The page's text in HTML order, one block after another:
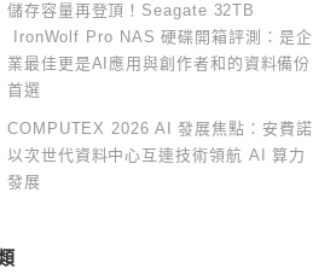
儲存容量再登頂！Seagate 32TB
IronWolf Pro NAS 硬碟開箱評測：是企
業最佳更是AI應用與創作者和的資料備份
首選
COMPUTEX 2026 AI 發展焦點：安費諾
以次世代資料中心互連技術領航 AI 算力
發展